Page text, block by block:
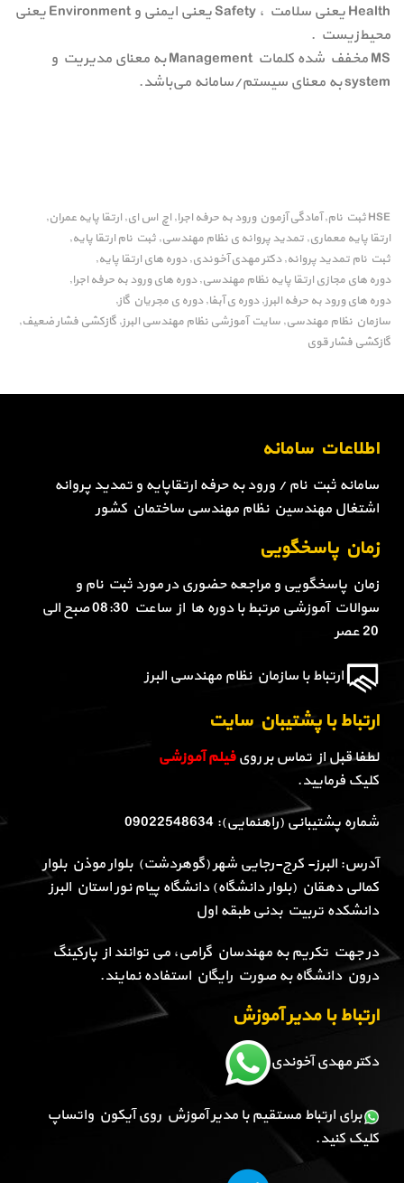
Health یعنی سلامت ، Safety یعنی ایمنی و Environment یعنی
محیط‌زیست .
MS مخفف شده کلمات Management به معنای مدیریت و
system به معنای سیستم/سامانه می‌باشد.
HSE ثبت نام ,آمادگی آزمون ورود به حرفه اجرا, اچ اس ای, ارتقا پایه عمران,
ارتقا پایه معماری, تمدید پروانه ی نظام مهندسی, ثبت نام ارتقا پایه,
ثبت نام تمدید پروانه,دکتر مهدی آخوندی,دوره های ارتقا پایه,
دوره های مجازی ارتقا پایه نظام مهندسی,دوره های ورود به حرفه اجرا,
دوره های ورود به حرفه البرز,دوره ی آبفا,دوره ی مجریان گاز,
سازمان نظام مهندسی, سایت آموزشی نظام مهندسی البرز, گازکشی فشار ضعیف,
گازکشی فشار قوی
اطلاعات سامانه
سامانه ثبت نام / ورود به حرفه ارتقاپایه و تمدید پروانه
اشتغال مهندسین نظام مهندسی ساختمان کشور
زمان پاسخگویی
زمان پاسخگویی و مراجعه حضوری در مورد ثبت نام و
سوالات آموزشی مرتبط با دوره ها از ساعت 08:30 صبح الی
20 عصر
ارتباط با سازمان نظام مهندسی البرز
ارتباط با پشتیبان سایت
لطفا قبل از تماس بر رویفیلم آموزشی
کلیک فرمایید.
شماره پشتیبانی (راهنمایی): 09022548634
آدرس: البرز- کرج-رجایی شهر (گوهردشت) بلوار موذن بلوار
کمالی دهقان (بلوار دانشگاه) دانشگاه پیام نور استان البرز
دانشکده تربیت بدنی طبقه اول
در جهت تکریم به مهندسان گرامی، می توانند از پارکینگ
درون دانشگاه به صورت رایگان استفاده نمایند.
ارتباط با مدیر آموزش
دکتر مهدی آخوندی
برای ارتباط مستقیم با مدیر آموزش روی آیکون واتساپ
کلیک کنید.